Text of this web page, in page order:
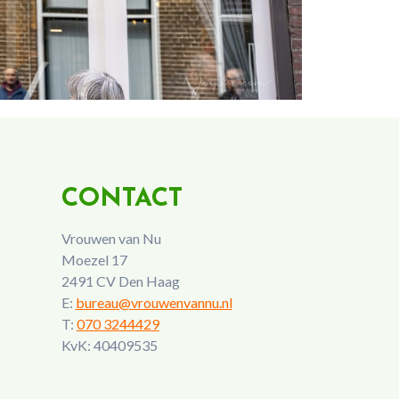
CONTACT
Vrouwen van Nu
Moezel 17
2491 CV Den Haag
E: bureau@vrouwenvannu.nl
T: 070 3244429
KvK: 40409535